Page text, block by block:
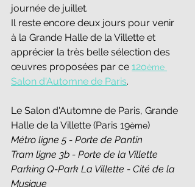
journée de juillet.
Il reste encore deux jours pour venir
à la Grande Halle de la Villette et
apprécier la très belle sélection des
œuvres proposées par ce 12oème
Salon d'Automne de Paris.
Le Salon d'Automne de Paris, Grande
Halle de la Villette (Paris 19ème)
Métro ligne 5 - Porte de Pantin
Tram ligne 3b - Porte de la Villette
Parking Q-Park La Villette - Cité de la
Musique